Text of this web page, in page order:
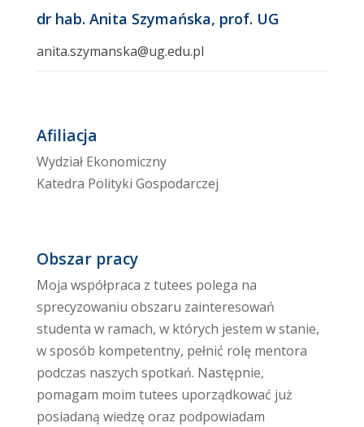
dr hab. Anita Szymańska, prof. UG
anita.szymanska@ug.edu.pl
Afiliacja
Wydział Ekonomiczny
Katedra Polityki Gospodarczej
Obszar pracy
Moja współpraca z tutees polega na
sprecyzowaniu obszaru zainteresowań
studenta w ramach, w których jestem w stanie,
w sposób kompetentny, pełnić rolę mentora
podczas naszych spotkań. Następnie,
pomagam moim tutees uporządkować już
posiadaną wiedzę oraz podpowiadam